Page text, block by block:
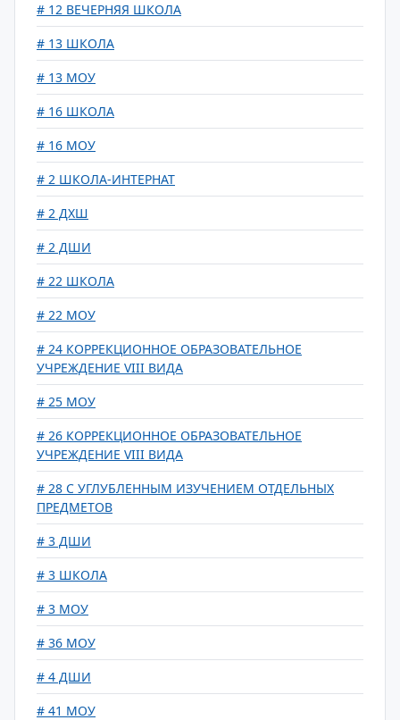
# 12 ВЕЧЕРНЯЯ ШКОЛА
# 13 ШКОЛА
# 13 МОУ
# 16 ШКОЛА
# 16 МОУ
# 2 ШКОЛА-ИНТЕРНАТ
# 2 ДХШ
# 2 ДШИ
# 22 ШКОЛА
# 22 МОУ
# 24 КОРРЕКЦИОННОЕ ОБРАЗОВАТЕЛЬНОЕ
УЧРЕЖДЕНИЕ VIII ВИДА
# 25 МОУ
# 26 КОРРЕКЦИОННОЕ ОБРАЗОВАТЕЛЬНОЕ
УЧРЕЖДЕНИЕ VIII ВИДА
# 28 С УГЛУБЛЕННЫМ ИЗУЧЕНИЕМ ОТДЕЛЬНЫХ
ПРЕДМЕТОВ
# 3 ДШИ
# 3 ШКОЛА
# 3 МОУ
# 36 МОУ
# 4 ДШИ
# 41 МОУ